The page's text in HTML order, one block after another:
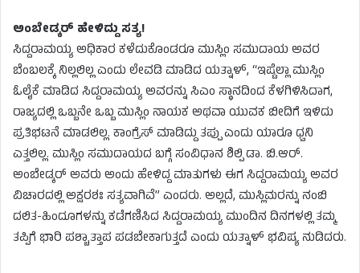
ಅಂಬೇಡ್ಕರ್ ಹೇಳಿದ್ದು ಸತ್ಯ!
ಸಿದ್ದರಾಮಯ್ಯ ಅಧಿಕಾರ ಕಳೆದುಕೊಂಡರೂ ಮುಸ್ಲಿಂ ಸಮುದಾಯ ಅವರ
ಬೆಂಬಲಕ್ಕೆ ನಿಲ್ಲಲಿಲ್ಲ ಎಂದು ಲೇವಡಿ ಮಾಡಿದ ಯತ್ನಾಳ್, “ಇಷ್ಟೆಲ್ಲಾ ಮುಸ್ಲಿಂ
ಓಲೈಕೆ ಮಾಡಿದ ಸಿದ್ದರಾಮಯ್ಯ ಅವರನ್ನು ಸಿಎಂ ಸ್ಥಾನದಿಂದ ಕೆಳಗಿಳಿಸಿದಾಗ,
ರಾಜ್ಯದಲ್ಲಿ ಒಬ್ಬನೇ ಒಬ್ಬ ಮುಸ್ಲಿಂ ನಾಯಕ ಅಥವಾ ಯುವಕ ಬೀದಿಗೆ ಇಳಿದು
ಪ್ರತಿಭಟನೆ ಮಾಡಲಿಲ್ಲ. ಕಾಂಗ್ರೆಸ್ ಮಾಡಿದ್ದು ತಪ್ಪು ಎಂದು ಯಾರೂ ಧ್ವನಿ
ಎತ್ತಲಿಲ್ಲ. ಮುಸ್ಲಿಂ ಸಮುದಾಯದ ಬಗ್ಗೆ ಸಂವಿಧಾನ ಶಿಲ್ಪಿ ಡಾ. ಬಿ.ಆರ್.
ಅಂಬೇಡ್ಕರ್ ಅವರು ಅಂದು ಹೇಳಿದ್ದ ಮಾತುಗಳು ಈಗ ಸಿದ್ದರಾಮಯ್ಯ ಅವರ
ವಿಚಾರದಲ್ಲಿ ಅಕ್ಷರಶಃ ಸತ್ಯವಾಗಿವೆ” ಎಂದರು. ಅಲ್ಲದೆ, ಮುಸ್ಲಿಮರನ್ನು ನಂಬಿ
ದಲಿತ-ಹಿಂದೂಗಳನ್ನು ಕಡೆಗಣಿಸಿದ ಸಿದ್ದರಾಮಯ್ಯ ಮುಂದಿನ ದಿನಗಳಲ್ಲಿ ತಮ್ಮ
ತಪ್ಪಿಗೆ ಭಾರಿ ಪಶ್ಚಾತ್ತಾಪ ಪಡಬೇಕಾಗುತ್ತದೆ ಎಂದು ಯತ್ನಾಳ್ ಭವಿಷ್ಯ ನುಡಿದರು.